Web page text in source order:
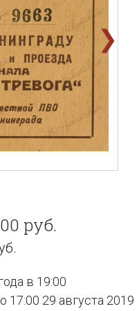
❯
руб.
в 19:00
17:00 29 августа 2019